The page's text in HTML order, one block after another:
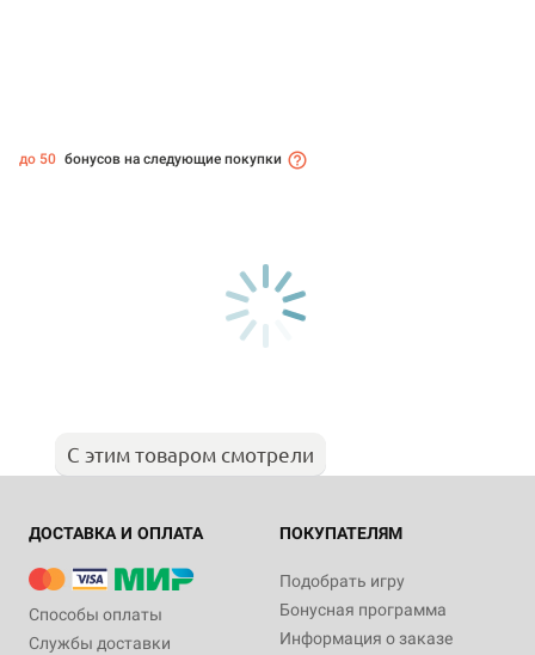
до 50 бонусов на следующие покупки
С этим товаром смотрели
ДОСТАВКА И ОПЛАТА
Способы оплаты
Службы доставки
ПОКУПАТЕЛЯМ
Подобрать игру
Бонусная программа
Информация о заказе